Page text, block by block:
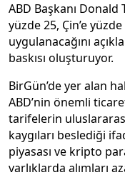
ABD Başkanı Donald
yüzde 25, Çin’e
uygulanacağını
baskısı oluşturuyor.
BirGün’de yer alan
ABD’nin önemli
tarifelerin
kaygıları beslediği
piyasası ve kripto
varlıklarda alımları